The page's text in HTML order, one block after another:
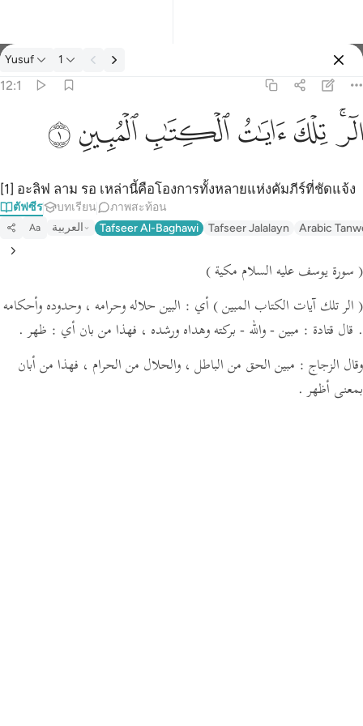
ตัฟซีร: Yusuf 12:1
Yusuf 1
12:1
الر تلك ايات الكتاب المبين ١
الٓر ۚ تِلْكَ ءَايَـٰتُ ٱلْكِتَـٰبِ ٱلْمُبِينِ ١
ﲒﲓﲔﲕﲖﲗﲘ
[1] อะลิฟ ลาม รอ เหล่านี้คือโองการทั้งหลายแห่งคัมภีร์ที่ชัดแจ้ง
ตัฟซีร บทเรียน ภาพสะท้อน
Aa العربية Tafseer Al-Baghawi Tafseer Jalalayn Arabic
( سورة يوسف عليه السلام مكية )
( الر تلك آيات الكتاب المبين ) أي : البين حلاله وحرامه ، وحدوده وأحكامه
. قال قتادة : مبين - والله - بركته وهداه ورشده ، فهذا من بان أي : ظهر .
وقال الزجاج : مبين الحق من الباطل ، والحلال من الحرام ، فهذا من أبان
بمعنى أظهر .